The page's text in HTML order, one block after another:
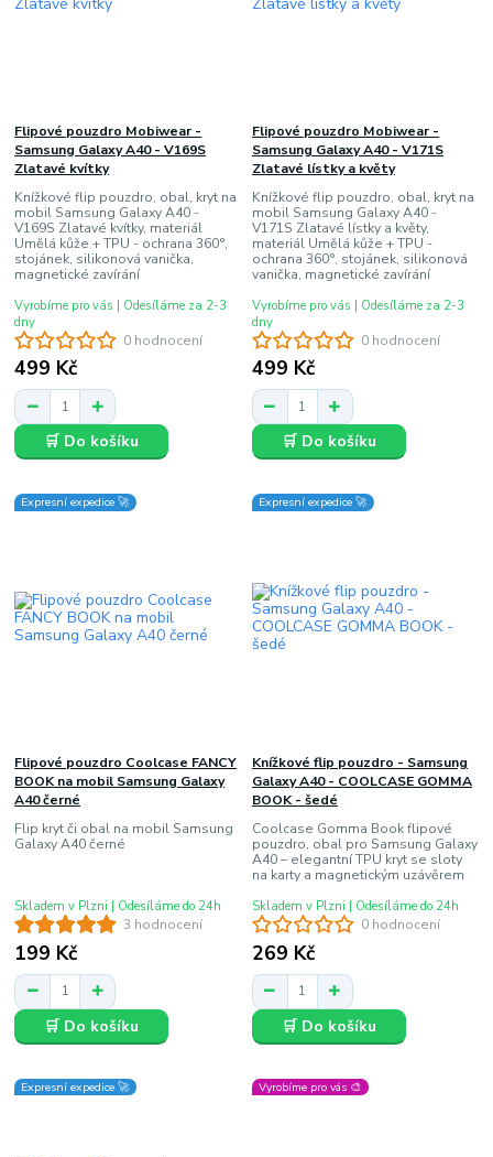
0 hodnocení
Flipové pouzdro Mobiwear -
Samsung Galaxy A40 - V169S
Zlatavé kvítky
Knížkové flip pouzdro, obal, kryt na
mobil Samsung Galaxy A40 -
V169S Zlatavé kvítky, materiál
Umělá kůže + TPU - ochrana 360°,
stojánek, silikonová vanička,
magnetické zavírání
499 Kč
Vyrobíme pro vás | Odesíláme za 2-3
dny
🛒 Do košíku
0 hodnocení
Flipové pouzdro Mobiwear -
Samsung Galaxy A40 - V171S
Zlatavé lístky a květy
Knížkové flip pouzdro, obal, kryt na
mobil Samsung Galaxy A40 -
V171S Zlatavé lístky a květy,
materiál Umělá kůže + TPU -
ochrana 360°, stojánek, silikonová
vanička, magnetické zavírání
499 Kč
Vyrobíme pro vás | Odesíláme za 2-3
dny
🛒 Do košíku
Expresní expedice 🚀
3 hodnocení
Flipové pouzdro Coolcase FANCY
BOOK na mobil Samsung Galaxy
A40 černé
Flip kryt či obal na mobil Samsung
Galaxy A40 černé
199 Kč
Skladem v Plzni | Odesíláme do 24h
🛒 Do košíku
Expresní expedice 🚀
0 hodnocení
Knížkové flip pouzdro - Samsung
Galaxy A40 - COOLCASE GOMMA
BOOK - šedé
Coolcase Gomma Book flipové
pouzdro, obal pro Samsung Galaxy
A40 – elegantní TPU kryt se sloty
na karty a magnetickým uzávěrem
269 Kč
Skladem v Plzni | Odesíláme do 24h
🛒 Do košíku
Expresní expedice 🚀 Vyrobíme pro vás 🎨